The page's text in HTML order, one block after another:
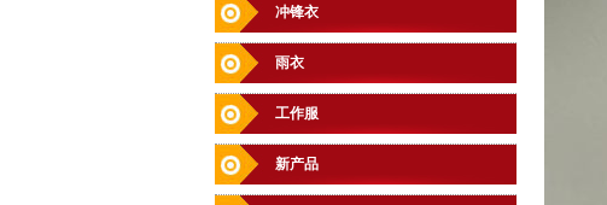
冲锋衣
雨衣
工作服
新产品